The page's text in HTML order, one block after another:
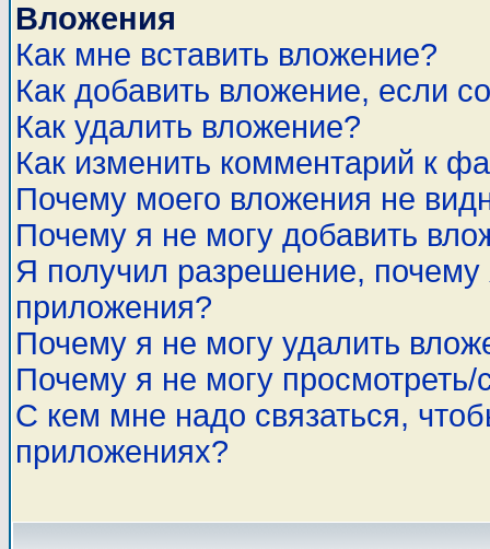
Вложения
Как мне вставить вложение?
Как добавить вложение, если
Как удалить вложение?
Как изменить комментарий к
Почему моего вложения не
Почему я не могу добавить
Я получил разрешение,
приложения?
Почему я не могу удалить
Почему я не могу просмотреть/
С кем мне надо связаться,
приложениях?